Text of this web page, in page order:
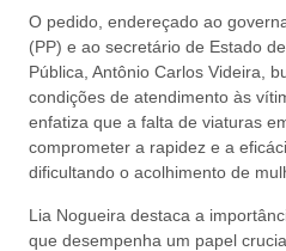
O pedido, endereçado ao
(PP) e ao secretário de Estado
Pública, Antônio Carlos Videira,
condições de atendimento às
enfatiza que a falta de viaturas
comprometer a rapidez e a
dificultando o acolhimento de
Lia Nogueira destaca a
que desempenha um papel